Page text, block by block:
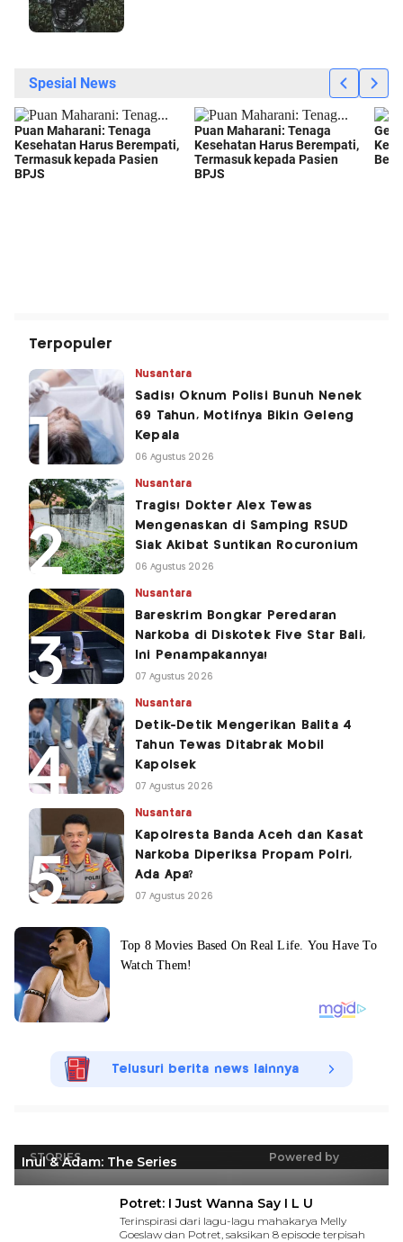
Terpopuler
Nusantara
Sadis! Oknum Polisi Bunuh Nenek
69 Tahun, Motifnya Bikin Geleng
Kepala
06 Agustus 2026
Nusantara
Tragis! Dokter Alex Tewas
Mengenaskan di Samping RSUD
Siak Akibat Suntikan Rocuronium
06 Agustus 2026
Nusantara
Bareskrim Bongkar Peredaran
Narkoba di Diskotek Five Star Bali,
Ini Penampakannya!
07 Agustus 2026
Nusantara
Detik-Detik Mengerikan Balita 4
Tahun Tewas Ditabrak Mobil
Kapolsek
07 Agustus 2026
Nusantara
Kapolresta Banda Aceh dan Kasat
Narkoba Diperiksa Propam Polri,
Ada Apa?
07 Agustus 2026
Telusuri berita news lainnya